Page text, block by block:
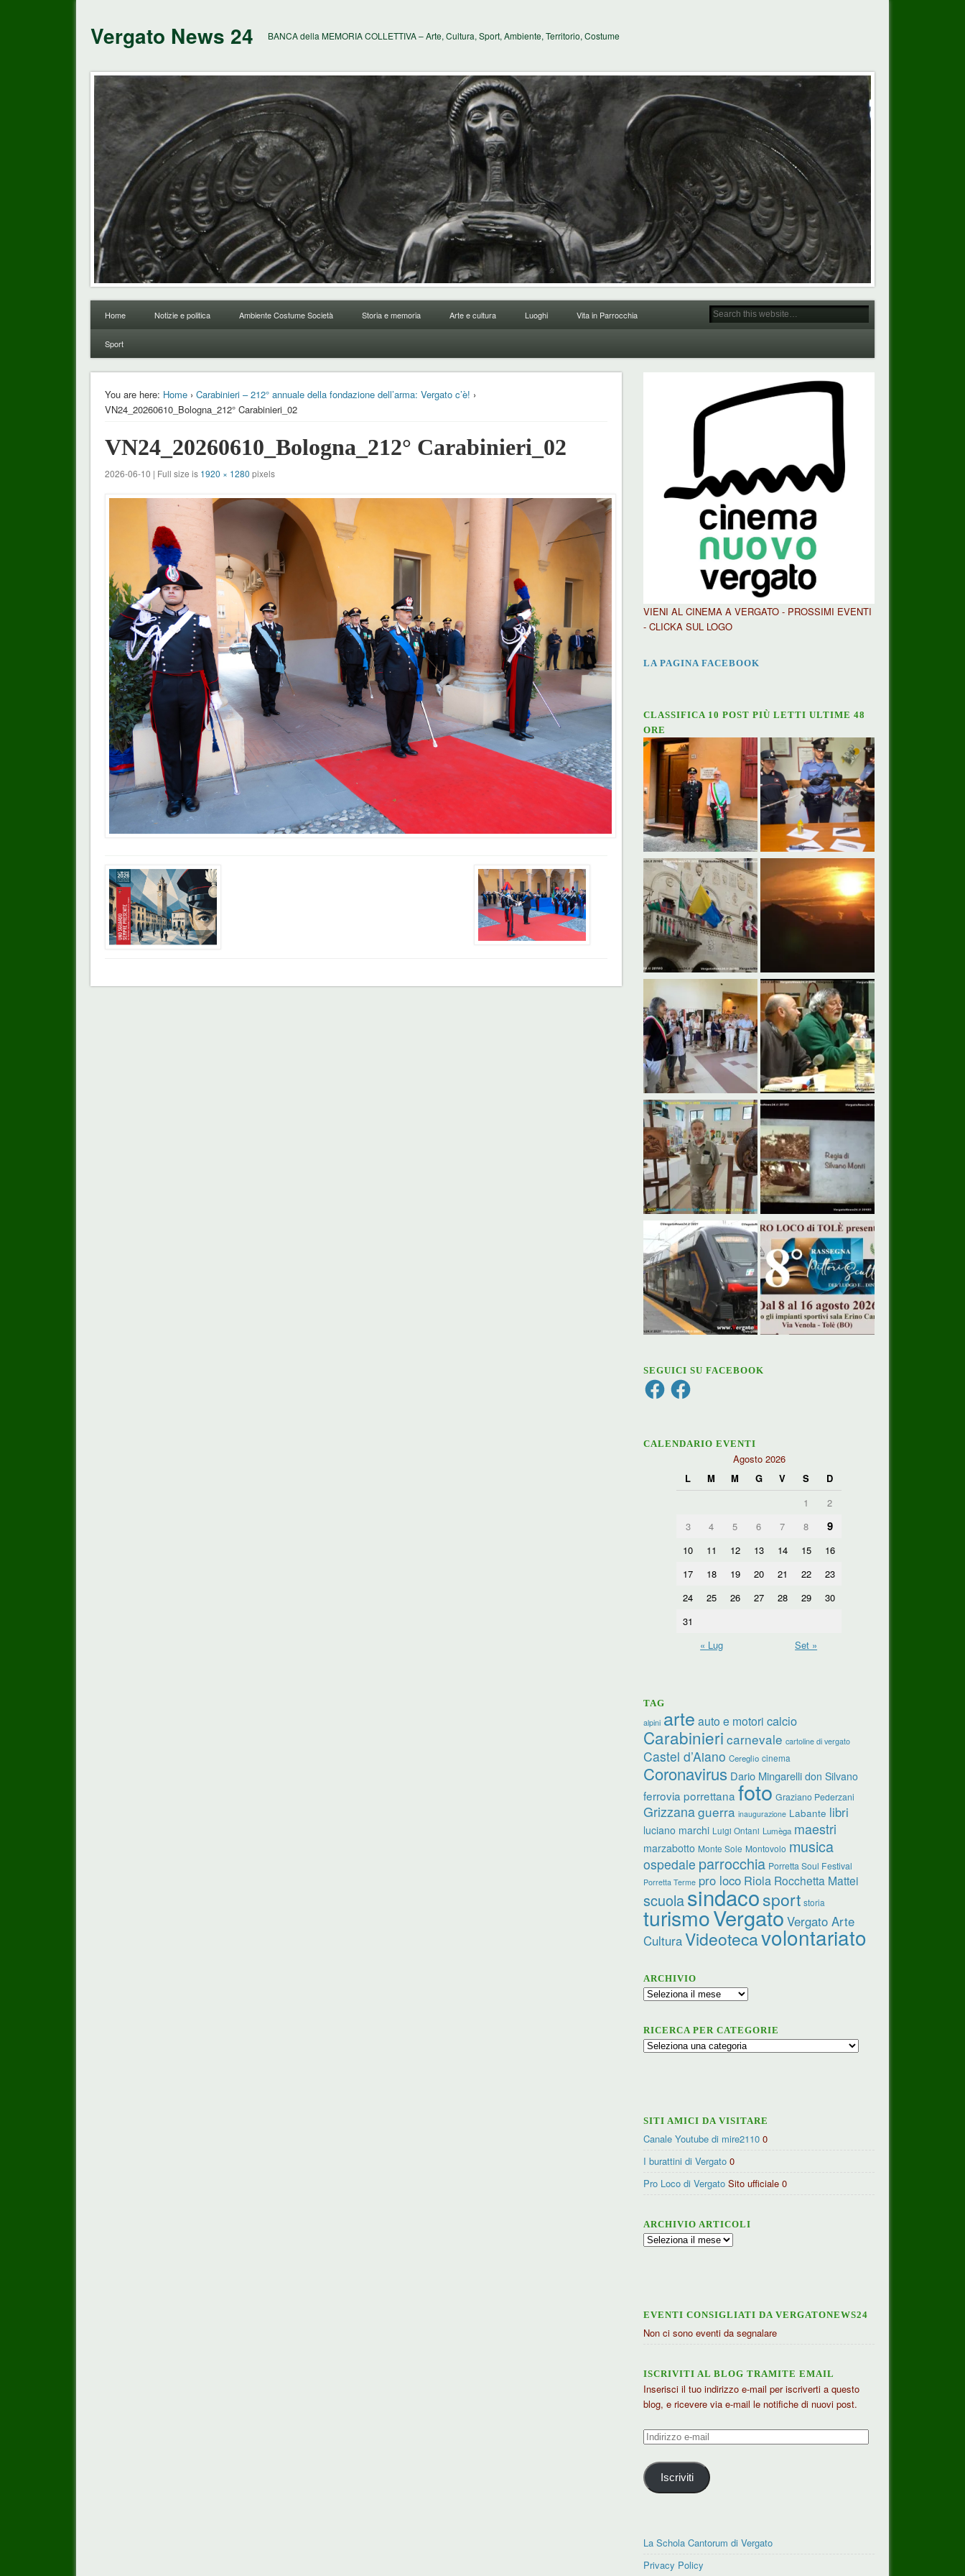
Vergato News 24 BANCA della MEMORIA COLLETTIVA – Arte, Cultura, Sport, Ambiente, Territorio, Costume
Home Notizie e politica Ambiente Costume Società Storia e memoria Arte e cultura Luoghi Vita in Parrocchia
Sport
You are here: Home› Carabinieri – 212° annuale della fondazione dell’arma: Vergato c’è! ›
VN24_20260610_Bologna_212° Carabinieri_02
VN24_20260610_Bologna_212° Carabinieri_02
2026-06-10 | Full size is 1920 × 1280 pixels
VIENI AL CINEMA A VERGATO - PROSSIMI EVENTI
- CLICKA SUL LOGO
LA PAGINA FACEBOOK
CLASSIFICA 10 POST PIÙ LETTI ULTIME 48
ORE
SEGUICI SU FACEBOOK
FacebookFacebook
CALENDARIO EVENTI
Agosto 2026
L
M M G V S
D
1
2
3
4 5 6 7 8 9
10 11 12 13 14 15
16
17
18 19 20 21 22
23
24
25 26 27 28 29
30
31
« Lug
Set »
TAG
alpini arte auto e motori calcio
Carabinieri carnevale cartoline di vergato
Castel d’Aiano Cereglio cinema
Coronavirus Dario Mingarelli don Silvano
ferrovia porrettana foto Graziano Pederzani
Grizzanaguerra inaugurazione Labante libri
luciano marchi Luigi Ontani Lumèga maestri
marzabotto Monte Sole Montovolo musica
ospedale parrocchia Porretta Soul Festival
Porretta Terme pro loco Riola Rocchetta Mattei
scuolasindacosport storia
turismoVergato Vergato Arte
CulturaVideotecavolontariato
ARCHIVIO
Archivio
RICERCA PER CATEGORIE
Ricerca
SITI AMICI DA VISITARE
Canale Youtube di mire2110 0
I burattini di Vergato 0
Pro Loco di Vergato Sito ufficiale 0
ARCHIVIO ARTICOLI
Archivio
EVENTI CONSIGLIATI DA VERGATONEWS24
Non ci sono eventi da segnalare
ISCRIVITI AL BLOG TRAMITE EMAIL
Inserisci il tuo indirizzo e-mail per iscriverti a questo
blog, e ricevere via e-mail le notifiche di nuovi post.
Indirizzo
mail
Iscriviti
La Schola Cantorum di Vergato
Privacy Policy